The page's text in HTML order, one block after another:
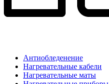
Антиобледенение
Нагревательные кабели
Нагревательные маты